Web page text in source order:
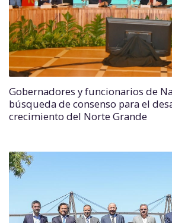
Gobernadores y funcionarios de
búsqueda de consenso para el
crecimiento del Norte Grande